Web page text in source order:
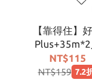
【靠得住】
Plus+35m*2
NT$115
NT$159 7.2